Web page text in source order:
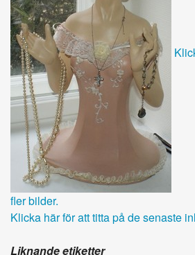
fler bilder.
Klicka här för att titta på de senaste
Liknande etiketter